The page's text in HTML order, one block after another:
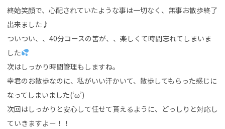
終始笑顔で、心配されていたような事は一切なく、無事お散歩終了
出来ました♪
ついつい、、40分コースの筈が、、楽しくて時間忘れてしまいま
した
次はしっかり時間管理もしますね。
幸君のお散歩なのに、私がいい汗かいて、散歩してもらった感じに
なってしまいました(‘ω’)
次回はしっかりと安心して任せて貰えるように、どっしりと対応し
ていきますよー！！